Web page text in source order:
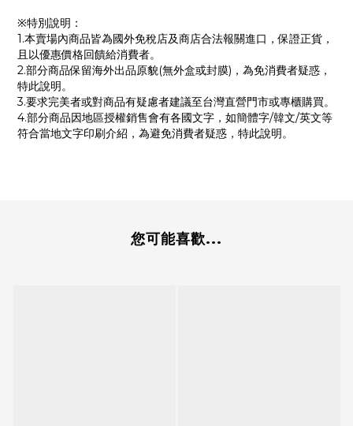
※特別說明：
1.本賣場內商品皆為國外免稅店及商店合法報關進口，保證正貨，
且以優惠價格回饋給消費者。
2.部分商品保留海外出品原貌(無外盒或封膜)，為免消費者疑惑，
特此說明。
3.要求完美者或對商品有疑慮者建議至台灣直營門市或專櫃購買。
4.部分商品因地區授權銷售會有各國文字，如簡體字/韓文/英文等
符合當地文字印刷介紹，為避免消費者疑惑，特此說明。
您可能喜歡...